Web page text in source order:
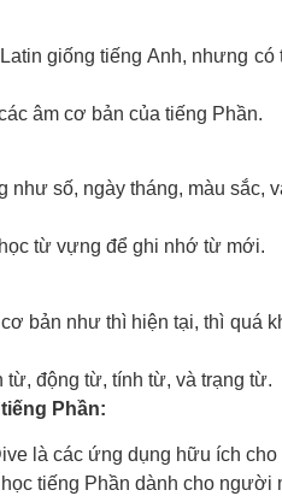
giống tiếng Anh, nhưng có
âm cơ bản của tiếng Phần.
như số, ngày tháng, màu sắc,
từ vựng để ghi nhớ từ mới.
bản như thì hiện tại, thì quá
động từ, tính từ, và trạng từ.
Phần:
là các ứng dụng hữu ích
tiếng Phần dành cho người